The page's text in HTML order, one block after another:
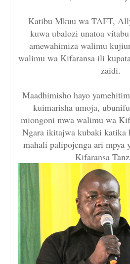
Katibu Mkuu wa TAFT,
kuwa ubalozi unatoa
amewahimiza walimu
walimu wa Kifaransa ili
zaidi.
Maadhimisho hayo
kuimarisha umoja,
miongoni mwa walimu wa
Ngara ikitajwa kubaki katika
mahali palipojenga ari mpya
Kifaransa